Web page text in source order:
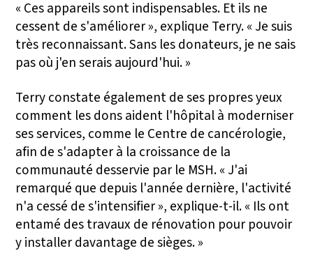
« Ces appareils sont indispensables. Et ils ne
cessent de s'améliorer », explique Terry. « Je suis
très reconnaissant. Sans les donateurs, je ne sais
pas où j'en serais aujourd'hui. »
Terry constate également de ses propres yeux
comment les dons aident l'hôpital à moderniser
ses services, comme le Centre de cancérologie,
afin de s'adapter à la croissance de la
communauté desservie par le MSH. « J'ai
remarqué que depuis l'année dernière, l'activité
n'a cessé de s'intensifier », explique-t-il. « Ils ont
entamé des travaux de rénovation pour pouvoir
y installer davantage de sièges. »